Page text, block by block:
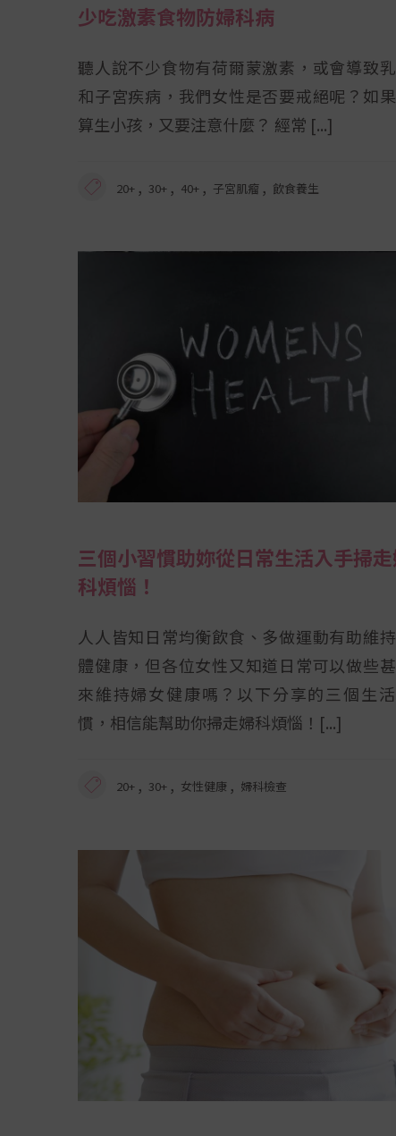
少吃激素食物防婦科病
聽人說不少食物有荷爾蒙激素，或會導致
和子宮疾病，我們女性是否要戒絕呢？如
算生小孩，又要注意什麼？ 經常
20+ , 30+ , 40+ , 子宮肌瘤 , 飲食養生
三個小習慣助妳從日常生活入手掃
科煩惱！
人人皆知日常均衡飲食、多做運動有助維
體健康，但各位女性又知道日常可以做些
來維持婦女健康嗎？以下分享的三個生
慣，相信能幫助你掃走婦科煩惱！
20+ , 30+ , 女性健康 , 婦科檢查